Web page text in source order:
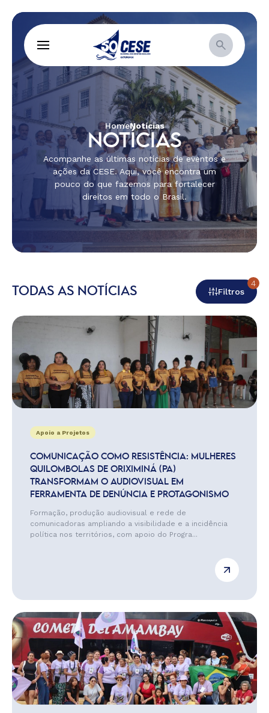
HomeNotícias
NOTÍCIAS
Acompanhe as últimas notícias de eventos e
ações da CESE. Aqui, você encontra um
pouco do que fazemos para fortalecer
direitos em todo o Brasil.
TODAS AS NOTÍCIAS Filtros
4
Apoio a Projetos
COMUNICAÇÃO COMO RESISTÊNCIA: MULHERES
QUILOMBOLAS DE ORIXIMINÁ (PA)
TRANSFORMAM O AUDIOVISUAL EM
FERRAMENTA DE DENÚNCIA E PROTAGONISMO
Formação, produção audiovisual e rede de
comunicadoras ampliando a visibilidade e a incidência
política nos territórios, com apoio do Progra...